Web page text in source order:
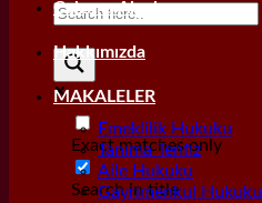
Exact matches only
Search in title
Çalışma Alanları
Hakkımızda
MAKALELER
Emeklilik Hukuku
Tanıma Tenfiz
Aile Hukuku
Gayrımenkul Hukuku